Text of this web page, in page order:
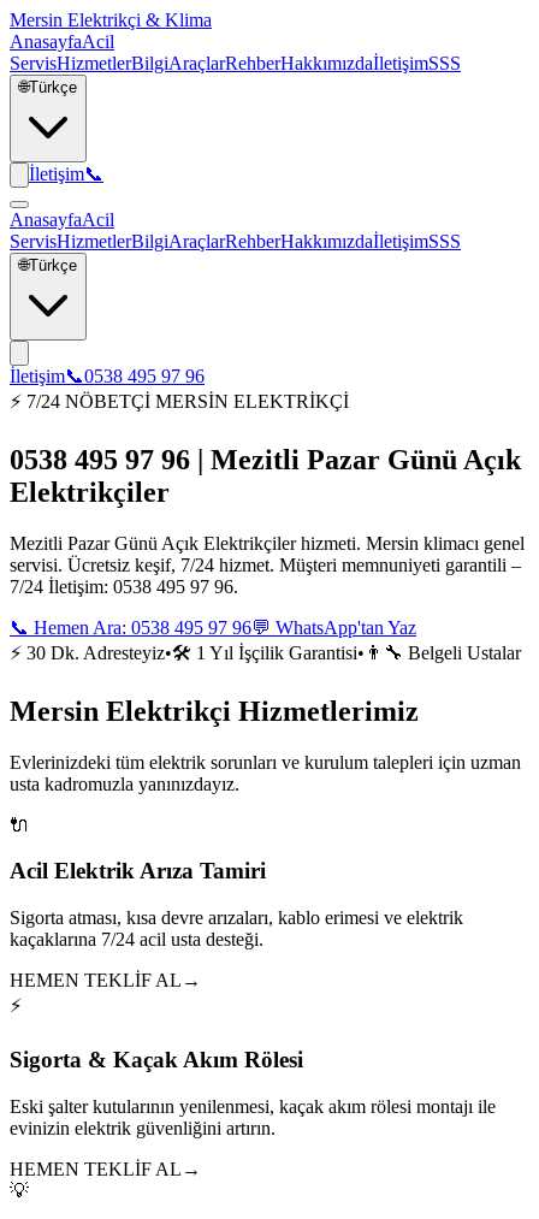
Mersin Elektrikçi & Klima
AnasayfaAcil
ServisHizmetlerBilgiAraçlarRehberHakkımızdaİletişimSSS
🌐Türkçe
İletişim📞
AnasayfaAcil
ServisHizmetlerBilgiAraçlarRehberHakkımızdaİletişimSSS
🌐Türkçe
İletişim📞0538 495 97 96
⚡ 7/24 NÖBETÇİ MERSİN ELEKTRİKÇİ
0538 495 97 96 | Mezitli Pazar Günü Açık
Elektrikçiler
Mezitli Pazar Günü Açık Elektrikçiler hizmeti. Mersin klimacı genel
servisi. Ücretsiz keşif, 7/24 hizmet. Müşteri memnuniyeti garantili –
7/24 İletişim: 0538 495 97 96.
📞 Hemen Ara: 0538 495 97 96💬 WhatsApp'tan Yaz
⚡ 30 Dk. Adresteyiz•🛠️ 1 Yıl İşçilik Garantisi• 👨‍🔧 Belgeli Ustalar
Mersin Elektrikçi Hizmetlerimiz
Evlerinizdeki tüm elektrik sorunları ve kurulum talepleri için uzman
usta kadromuzla yanınızdayız.
🔌
Acil Elektrik Arıza Tamiri
Sigorta atması, kısa devre arızaları, kablo erimesi ve elektrik
kaçaklarına 7/24 acil usta desteği.
HEMEN TEKLİF AL →
⚡
Sigorta & Kaçak Akım Rölesi
Eski şalter kutularının yenilenmesi, kaçak akım rölesi montajı ile
evinizin elektrik güvenliğini artırın.
HEMEN TEKLİF AL →
💡